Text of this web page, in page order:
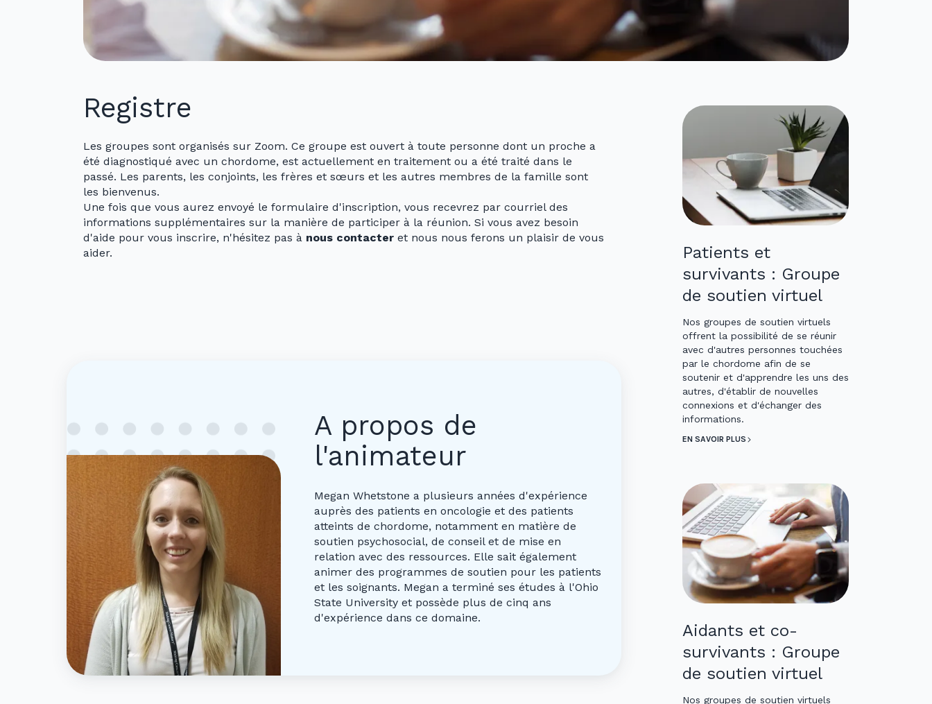
Registre
Les groupes sont organisés sur Zoom. Ce groupe est ouvert à toute personne dont un proche a
été diagnostiqué avec un chordome, est actuellement en traitement ou a été traité dans le
passé. Les parents, les conjoints, les frères et sœurs et les autres membres de la famille sont
les bienvenus.
Une fois que vous aurez envoyé le formulaire d'inscription, vous recevrez par courriel des
informations supplémentaires sur la manière de participer à la réunion. Si vous avez besoin
d'aide pour vous inscrire, n'hésitez pas à nous contacter et nous nous ferons un plaisir de vous
aider.
A propos de
l'animateur
Megan Whetstone a plusieurs années d'expérience
auprès des patients en oncologie et des patients
atteints de chordome, notamment en matière de
soutien psychosocial, de conseil et de mise en
relation avec des ressources. Elle sait également
animer des programmes de soutien pour les patients
et les soignants. Megan a terminé ses études à l'Ohio
State University et possède plus de cinq ans
d'expérience dans ce domaine.
Patients et
survivants : Groupe
de soutien virtuel
Nos groupes de soutien virtuels
offrent la possibilité de se réunir
avec d'autres personnes touchées
par le chordome afin de se
soutenir et d'apprendre les uns des
autres, d'établir de nouvelles
connexions et d'échanger des
informations.
EN SAVOIR PLUS
Aidants et co-
survivants : Groupe
de soutien virtuel
Nos groupes de soutien virtuels